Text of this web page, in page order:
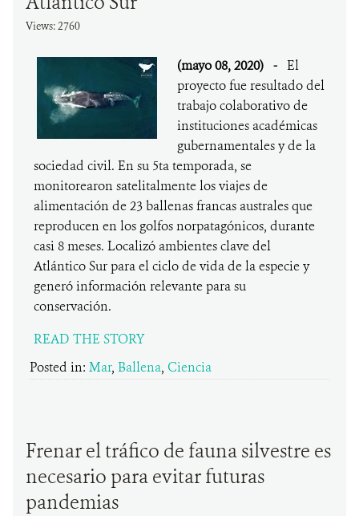
Views: 2760
(mayo 08, 2020) - El
proyecto fue resultado del
trabajo colaborativo de
instituciones académicas
gubernamentales y de la
sociedad civil. En su 5ta temporada, se
monitorearon satelitalmente los viajes de
alimentación de 23 ballenas francas australes que
reproducen en los golfos norpatagónicos, durante
casi 8 meses. Localizó ambientes clave del
Atlántico Sur para el ciclo de vida de la especie y
generó información relevante para su
conservación.
READ THE STORY
Posted in: Mar, Ballena, Ciencia
Frenar el tráfico de fauna silvestre es
necesario para evitar futuras
pandemias